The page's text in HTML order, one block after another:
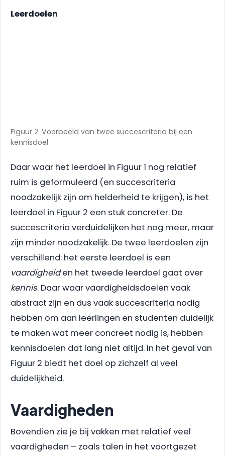
Leerdoelen
Figuur 2. Voorbeeld van twee succescriteria bij een
kennisdoel
Daar waar het leerdoel in Figuur 1 nog relatief
ruim is geformuleerd (en succescriteria
noodzakelijk zijn om helderheid te krijgen), is het
leerdoel in Figuur 2 een stuk concreter. De
succescriteria verduidelijken het nog meer, maar
zijn minder noodzakelijk. De twee leerdoelen zijn
verschillend: het eerste leerdoel is een
vaardigheiden het tweede leerdoel gaat over
kennis. Daar waar vaardigheidsdoelen vaak
abstract zijn en dus vaak succescriteria nodig
hebben om aan leerlingen en studenten duidelijk
te maken wat meer concreet nodig is, hebben
kennisdoelen dat lang niet altijd. In het geval van
Figuur 2 biedt het doel op zichzelf al veel
duidelijkheid.
Vaardigheden
Bovendien zie je bij vakken met relatief veel
vaardigheden – zoals talen in het voortgezet